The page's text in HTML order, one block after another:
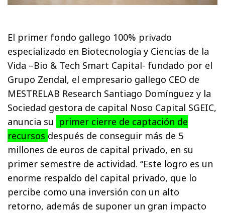
El primer fondo gallego 100% privado
especializado en Biotecnología y Ciencias de la
Vida –Bio & Tech Smart Capital- fundado por el
Grupo Zendal, el empresario gallego CEO de
MESTRELAB Research Santiago Domínguez y la
Sociedad gestora de capital Noso Capital SGEIC,
anuncia su primer cierre de captación de
recursos después de conseguir más de 5
millones de euros de capital privado, en su
primer semestre de actividad. “Este logro es un
enorme respaldo del capital privado, que lo
percibe como una inversión con un alto
retorno, además de suponer un gran impacto